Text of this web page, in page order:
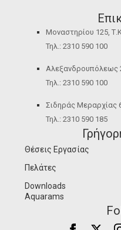
Μοναστηρίου 125,
Τηλ.: 2310 590 100
Αλεξανδρουπόλεως
Τηλ.: 2310 590 100
Σιδηράς Μεραρχίας
Τηλ.: 2310 590 185
Θέσεις Εργασίας
Πελάτες
Downloads
Aquarams